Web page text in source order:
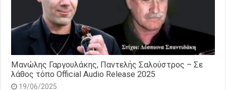
Μανώλης Γαργουλάκης, Παντελής Σαλούστρος – Σε
λάθος τόπο Official Audio Release 2025
19/06/2025